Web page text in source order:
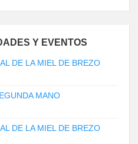
Y EVENTOS
DE LA MIEL DE BREZO
MANO
DE LA MIEL DE BREZO